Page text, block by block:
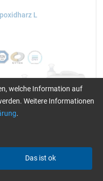
L
5, 10, 25 und 200 kg
welche Information auf
Weitere Informationen
.
Das ist ok